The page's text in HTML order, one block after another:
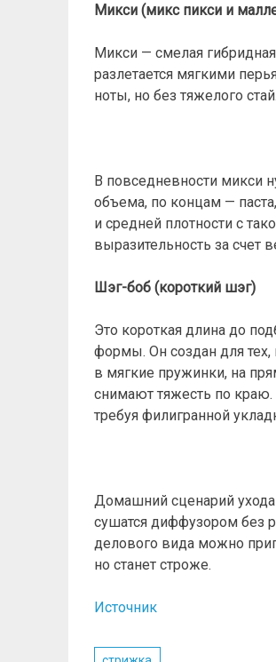
Микси (микс пикси и
Микси — смелая
разлетается мягкими
ноты, но без тяжелого
В повседневности микси
объема, по концам —
и средней плотности с
выразительность за счет
Шэг-боб (короткий шэг)
Это короткая длина до
формы. Он создан для
в мягкие пружинки, на
снимают тяжесть по краю.
требуя филигранной
Домашний сценарий
сушатся диффузором без
делового вида можно
но станет строже.
Источник